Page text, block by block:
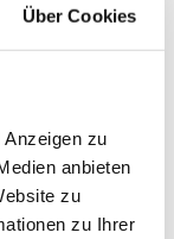
Über Cookies
zu
anbieten
zu
zu Ihrer